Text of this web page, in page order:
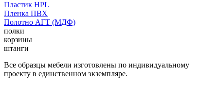
Пластик HPL
Пленка ПВХ
Полотно АГТ (МДФ)
полки
корзины
штанги
Все образцы мебели изготовлены по индивидуальному
проекту в единственном экземпляре.